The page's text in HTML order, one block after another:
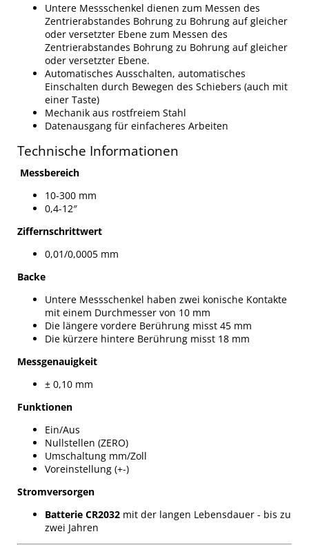
Untere Messschenkel dienen zum Messen des
Zentrierabstandes Bohrung zu Bohrung auf gleicher
oder versetzter Ebene zum Messen des
Zentrierabstandes Bohrung zu Bohrung auf gleicher
oder versetzter Ebene.
Automatisches Ausschalten, automatisches
Einschalten durch Bewegen des Schiebers (auch mit
einer Taste)
Mechanik aus rostfreiem Stahl
Datenausgang für einfacheres Arbeiten
Technische Informationen
Messbereich
10-300 mm
0,4-12″
Ziffernschrittwert
0,01/0,0005 mm
Backe
Untere Messschenkel haben zwei konische Kontakte
mit einem Durchmesser von 10 mm
Die längere vordere Berührung misst 45 mm
Die kürzere hintere Berührung misst 18 mm
Messgenauigkeit
± 0,10 mm
Funktionen
Ein/Aus
Nullstellen (ZERO)
Umschaltung mm/Zoll
Voreinstellung (+-)
Stromversorgen
Batterie CR2032 mit der langen Lebensdauer - bis zu
zwei Jahren